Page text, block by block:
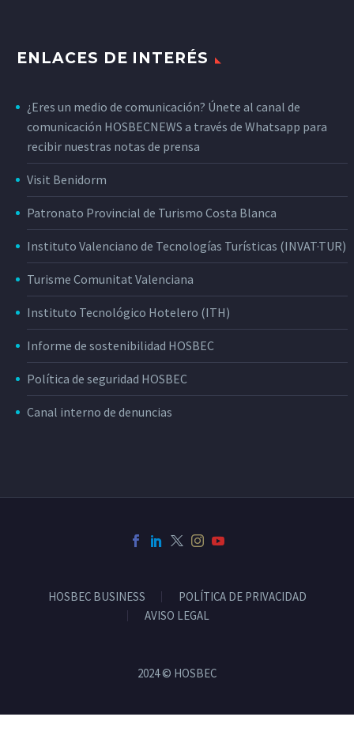
ENLACES DE INTERÉS
¿Eres un medio de comunicación? Únete al canal de
comunicación HOSBECNEWS a través de Whatsapp para
recibir nuestras notas de prensa
Visit Benidorm
Patronato Provincial de Turismo Costa Blanca
Instituto Valenciano de Tecnologías Turísticas (INVAT·TUR)
Turisme Comunitat Valenciana
Instituto Tecnológico Hotelero (ITH)
Informe de sostenibilidad HOSBEC
Política de seguridad HOSBEC
Canal interno de denuncias
HOSBEC BUSINESS
POLÍTICA DE PRIVACIDAD
AVISO LEGAL
2024 © HOSBEC